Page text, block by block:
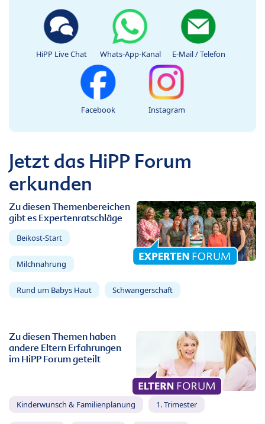
HiPP Live Chat Whats-App-Kanal E-Mail / Telefon
Facebook Instagram
Jetzt das HiPP Forum
erkunden
Zu diesen Themenbereichen
gibt es Expertenratschläge
Beikost-Start
Milchnahrung
Rund um Babys Haut Schwangerschaft
Zu diesen Themen haben
andere Eltern Erfahrungen
im HiPP Forum geteilt
Kinderwunsch & Familienplanung 1. Trimester